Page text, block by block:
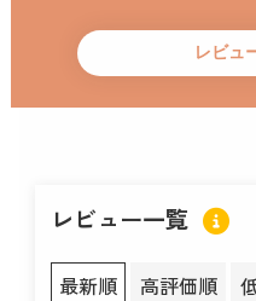
レビュー一覧
最新順 高評価順